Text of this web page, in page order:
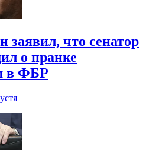
заявил, что сенатор
о пранке
в ФБР